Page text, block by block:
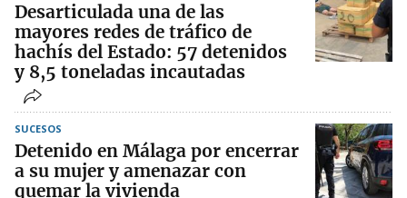
Desarticulada una de las
mayores redes de tráfico de
hachís del Estado: 57 detenidos
y 8,5 toneladas incautadas
SUCESOS
Detenido en Málaga por encerrar
a su mujer y amenazar con
quemar la vivienda